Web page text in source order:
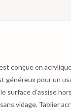
conçue en
généreux pour un
surface d’assise
vidage. Tablier